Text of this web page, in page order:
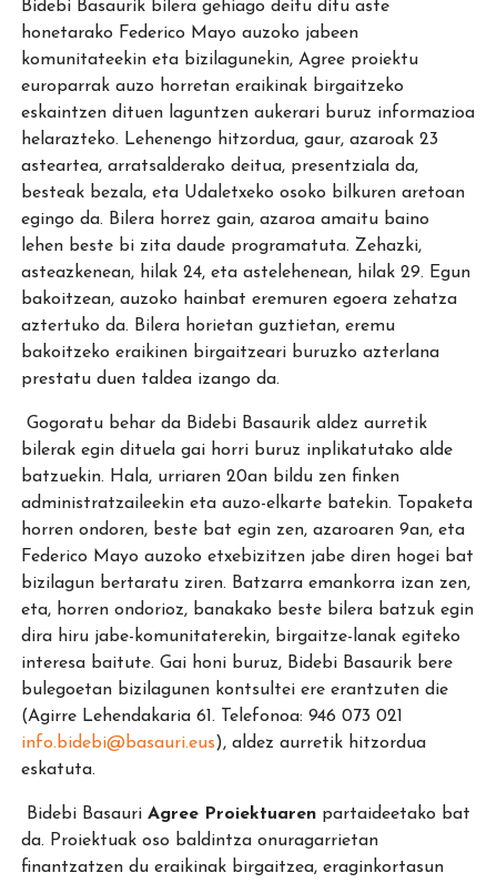
Bidebi Basaurik bilera gehiago deitu ditu aste
honetarako Federico Mayo auzoko jabeen
komunitateekin eta bizilagunekin, Agree proiektu
europarrak auzo horretan eraikinak birgaitzeko
eskaintzen dituen laguntzen aukerari buruz informazioa
helarazteko. Lehenengo hitzordua, gaur, azaroak 23
asteartea, arratsalderako deitua, presentziala da,
besteak bezala, eta Udaletxeko osoko bilkuren aretoan
egingo da. Bilera horrez gain, azaroa amaitu baino
lehen beste bi zita daude programatuta. Zehazki,
asteazkenean, hilak 24, eta astelehenean, hilak 29. Egun
bakoitzean, auzoko hainbat eremuren egoera zehatza
aztertuko da. Bilera horietan guztietan, eremu
bakoitzeko eraikinen birgaitzeari buruzko azterlana
prestatu duen taldea izango da.
Gogoratu behar da Bidebi Basaurik aldez aurretik
bilerak egin dituela gai horri buruz inplikatutako alde
batzuekin. Hala, urriaren 20an bildu zen finken
administratzaileekin eta auzo-elkarte batekin. Topaketa
horren ondoren, beste bat egin zen, azaroaren 9an, eta
Federico Mayo auzoko etxebizitzen jabe diren hogei bat
bizilagun bertaratu ziren. Batzarra emankorra izan zen,
eta, horren ondorioz, banakako beste bilera batzuk egin
dira hiru jabe-komunitaterekin, birgaitze-lanak egiteko
interesa baitute. Gai honi buruz, Bidebi Basaurik bere
bulegoetan bizilagunen kontsultei ere erantzuten die
(Agirre Lehendakaria 61. Telefonoa: 946 073 021
info.bidebi@basauri.eus), aldez aurretik hitzordua
eskatuta.
Bidebi Basauri Agree Proiektuaren partaideetako bat
da. Proiektuak oso baldintza onuragarrietan
finantzatzen du eraikinak birgaitzea, eraginkortasun